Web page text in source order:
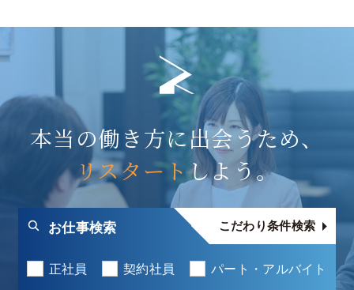
本当の働き方に出会うため、
リスタートしよう。
正社員 契約社員 パート・アルバイト
お仕事検索 こだわり条件検索